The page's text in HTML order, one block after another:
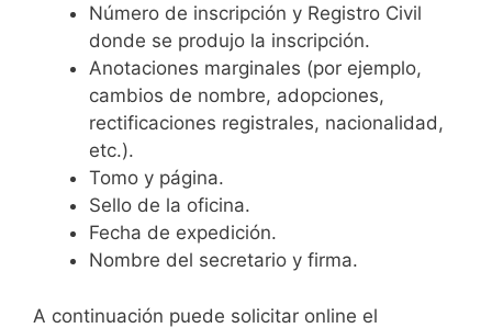
Número de inscripción y Registro Civil
donde se produjo la inscripción.
Anotaciones marginales (por ejemplo,
cambios de nombre, adopciones,
rectificaciones registrales, nacionalidad,
etc.).
Tomo y página.
Sello de la oficina.
Fecha de expedición.
Nombre del secretario y firma.
A continuación puede solicitar online el